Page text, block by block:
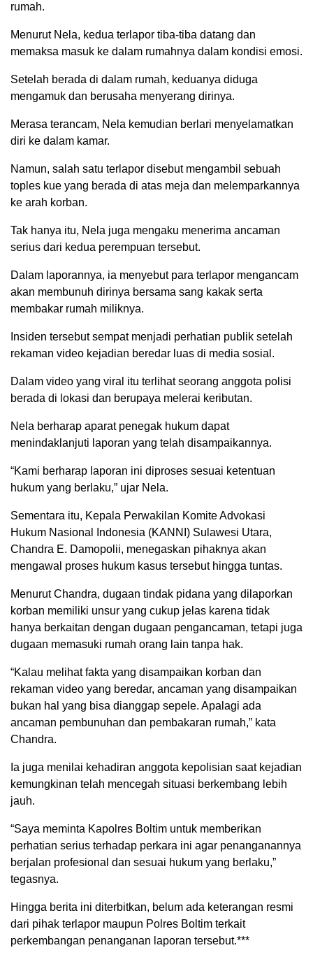
rumah.
Menurut Nela, kedua terlapor tiba-tiba datang dan
memaksa masuk ke dalam rumahnya dalam kondisi emosi.
Setelah berada di dalam rumah, keduanya diduga
mengamuk dan berusaha menyerang dirinya.
Merasa terancam, Nela kemudian berlari menyelamatkan
diri ke dalam kamar.
Namun, salah satu terlapor disebut mengambil sebuah
toples kue yang berada di atas meja dan melemparkannya
ke arah korban.
Tak hanya itu, Nela juga mengaku menerima ancaman
serius dari kedua perempuan tersebut.
Dalam laporannya, ia menyebut para terlapor mengancam
akan membunuh dirinya bersama sang kakak serta
membakar rumah miliknya.
Insiden tersebut sempat menjadi perhatian publik setelah
rekaman video kejadian beredar luas di media sosial.
Dalam video yang viral itu terlihat seorang anggota polisi
berada di lokasi dan berupaya melerai keributan.
Nela berharap aparat penegak hukum dapat
menindaklanjuti laporan yang telah disampaikannya.
“Kami berharap laporan ini diproses sesuai ketentuan
hukum yang berlaku,” ujar Nela.
Sementara itu, Kepala Perwakilan Komite Advokasi
Hukum Nasional Indonesia (KANNI) Sulawesi Utara,
Chandra E. Damopolii, menegaskan pihaknya akan
mengawal proses hukum kasus tersebut hingga tuntas.
Menurut Chandra, dugaan tindak pidana yang dilaporkan
korban memiliki unsur yang cukup jelas karena tidak
hanya berkaitan dengan dugaan pengancaman, tetapi juga
dugaan memasuki rumah orang lain tanpa hak.
“Kalau melihat fakta yang disampaikan korban dan
rekaman video yang beredar, ancaman yang disampaikan
bukan hal yang bisa dianggap sepele. Apalagi ada
ancaman pembunuhan dan pembakaran rumah,” kata
Chandra.
Ia juga menilai kehadiran anggota kepolisian saat kejadian
kemungkinan telah mencegah situasi berkembang lebih
jauh.
“Saya meminta Kapolres Boltim untuk memberikan
perhatian serius terhadap perkara ini agar penanganannya
berjalan profesional dan sesuai hukum yang berlaku,”
tegasnya.
Hingga berita ini diterbitkan, belum ada keterangan resmi
dari pihak terlapor maupun Polres Boltim terkait
perkembangan penanganan laporan tersebut.***